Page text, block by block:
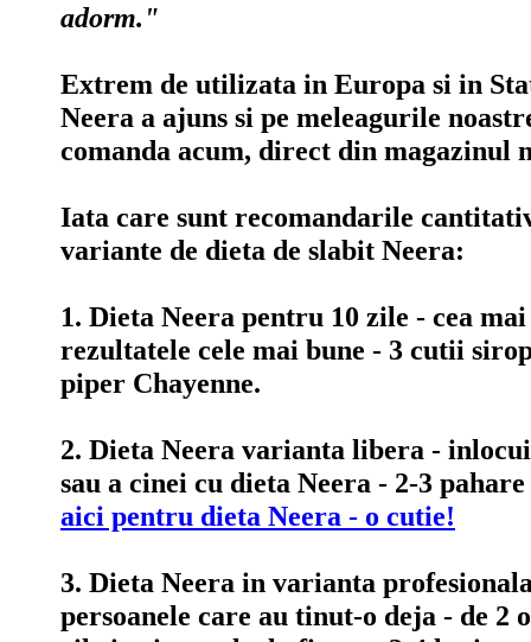
adorm."
Extrem de utilizata in Europa si in
Neera a ajuns si pe meleagurile
comanda acum, direct din magazinul
Iata care sunt recomandarile
variante de dieta de slabit Neera:
1. Dieta Neera pentru 10 zile - cea
rezultatele cele mai bune - 3 cutii
piper Chayenne.
2. Dieta Neera varianta libera -
sau a cinei cu dieta Neera - 2-3
aici pentru dieta Neera - o cutie!
3. Dieta Neera in varianta
persoanele care au tinut-o deja - de 2